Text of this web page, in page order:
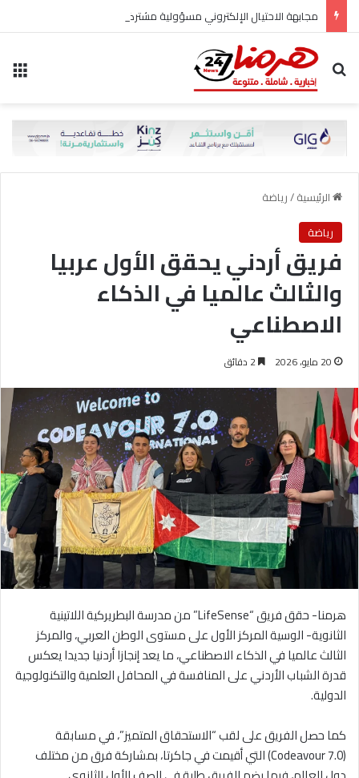
مجابهة الاحتيال الإلكتروني مسؤولية مشتركة
بحث عن
الرئيسية/رياضة
رياضة
فريق أردني يحقق الأول عربيا
والثالث عالميا في الذكاء
الاصطناعي
20 مايو، 2026
هرمنا- حقق فريق “LifeSense” من مدرسة البطريركية اللاتينية
الثانوية- الوسية المركز الأول على مستوى الوطن العربي، والمركز
الثالث عالميا في الذكاء الاصطناعي، ما يعد إنجازا أردنيا جديدا يعكس
قدرة الشباب الأردني على المنافسة في المحافل العلمية والتكنولوجية
الدولية.
كما حصل الفريق على لقب “الاستحقاق المتميز”، في مسابقة
(Codeavour 7.0) التي أقيمت في جاكرتا، بمشاركة فرق من مختلف